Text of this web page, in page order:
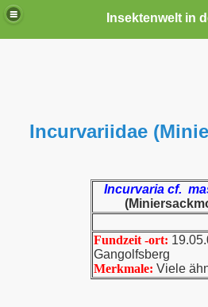
Incurvariidae
Incurvaria cf.
Fundzeit -ort:
Gangolfsberg
Merkmale: Viele